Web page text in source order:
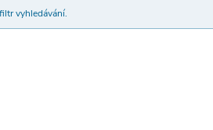
vyhledávání.